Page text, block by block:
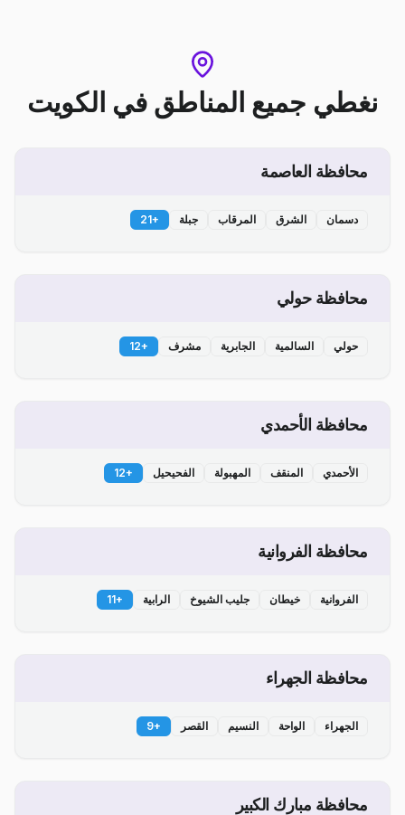
نغطي جميع المناطق في الكويت
محافظة العاصمة
دسمان الشرق المرقاب جبلة +
21
محافظة حولي
حولي السالمية الجابرية مشرف +
12
محافظة الأحمدي
الأحمدي المنقف المهبولة الفحيحيل +
12
محافظة الفروانية
الفروانية خيطان جليب الشيوخ الرابية +
11
محافظة الجهراء
الجهراء الواحة النسيم القصر +
9
محافظة مبارك الكبير